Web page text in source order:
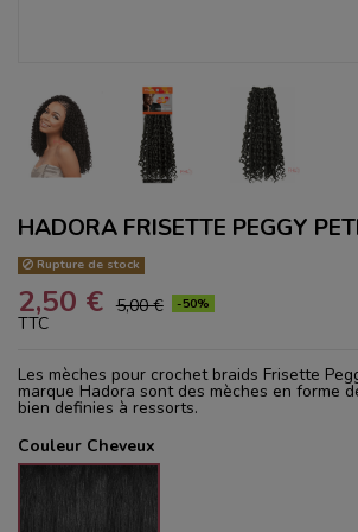
HADORA FRISETTE PEGGY
Rupture de stock
2,50 € 5,00 € -50%
TTC
Les mèches pour crochet braids Frisette
marque Hadora sont des mèches en forme
bien definies à ressorts.
Couleur Cheveux